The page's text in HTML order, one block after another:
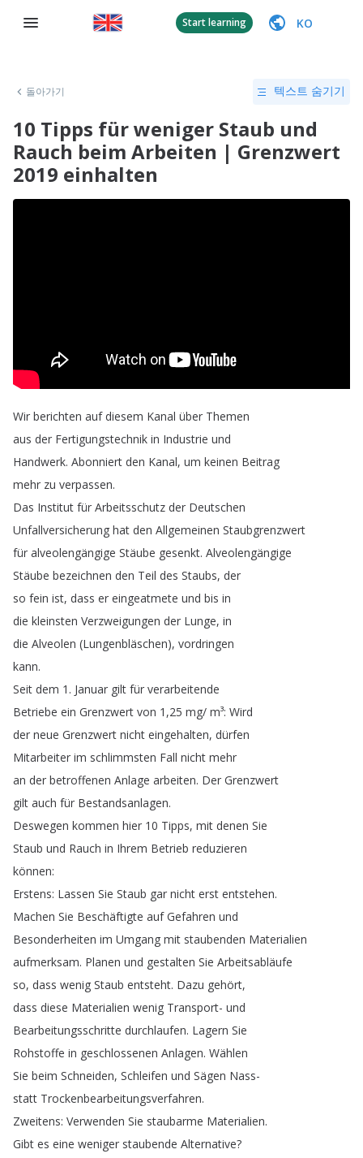
Start learning KO
돌아가기 텍스트 숨기기
10 Tipps für weniger Staub und
Rauch beim Arbeiten | Grenzwert
2019 einhalten
Wir berichten auf diesem Kanal über Themen
aus der Fertigungstechnik in Industrie und
Handwerk. Abonniert den Kanal, um keinen Beitrag
mehr zu verpassen.
Das Institut für Arbeitsschutz der Deutschen
Unfallversicherung hat den Allgemeinen Staubgrenzwert
für alveolengängige Stäube gesenkt. Alveolengängige
Stäube bezeichnen den Teil des Staubs, der
so fein ist, dass er eingeatmete und bis in
die kleinsten Verzweigungen der Lunge, in
die Alveolen (Lungenbläschen), vordringen
kann.
Seit dem 1. Januar gilt für verarbeitende
Betriebe ein Grenzwert von 1,25 mg/ m³: Wird
der neue Grenzwert nicht eingehalten, dürfen
Mitarbeiter im schlimmsten Fall nicht mehr
an der betroffenen Anlage arbeiten. Der Grenzwert
gilt auch für Bestandsanlagen.
Deswegen kommen hier 10 Tipps, mit denen Sie
Staub und Rauch in Ihrem Betrieb reduzieren
können:
Erstens: Lassen Sie Staub gar nicht erst entstehen.
Machen Sie Beschäftigte auf Gefahren und
Besonderheiten im Umgang mit staubenden Materialien
aufmerksam. Planen und gestalten Sie Arbeitsabläufe
so, dass wenig Staub entsteht. Dazu gehört,
dass diese Materialien wenig Transport- und
Bearbeitungsschritte durchlaufen. Lagern Sie
Rohstoffe in geschlossenen Anlagen. Wählen
Sie beim Schneiden, Schleifen und Sägen Nass-
statt Trockenbearbeitungsverfahren.
Zweitens: Verwenden Sie staubarme Materialien.
Gibt es eine weniger staubende Alternative?